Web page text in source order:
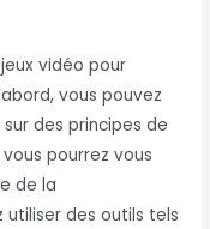
vidéo pour
vous pouvez
des principes de
pourrez vous
de la
utiliser des outils tels